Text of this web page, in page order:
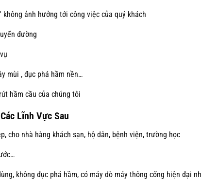
ảnh hưởng tới công việc của quý khách
đường
mùi , đục phá hầm nền…
hầm cầu của chúng tôi
Lĩnh Vực Sau
cho nhà hàng khách sạn, hộ dân, bệnh viện, trường học
không đục phá hầm, có máy dò máy thông cống hiện đại